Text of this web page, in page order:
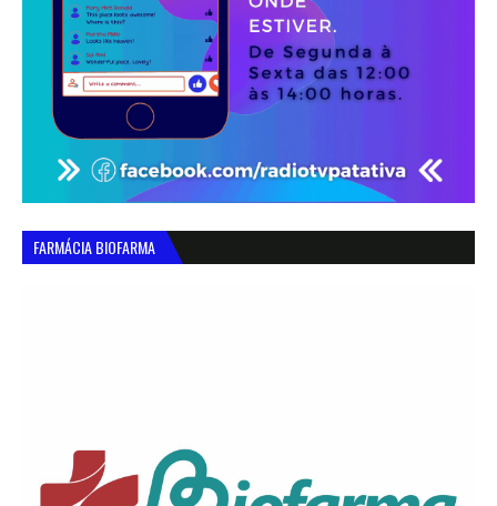
FARMÁCIA BIOFARMA